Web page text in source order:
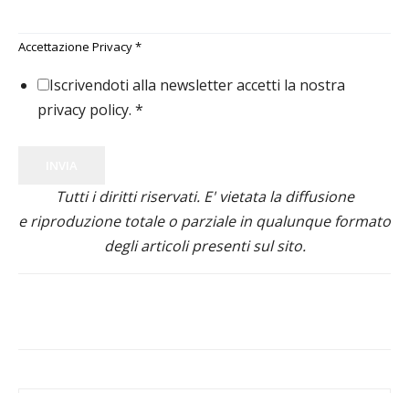
Accettazione Privacy*
Iscrivendoti alla newsletter accetti la nostra
privacy policy. *
Tutti i diritti riservati. E' vietata la diffusione
e riproduzione totale o parziale in qualunque formato
degli articoli presenti sul sito.